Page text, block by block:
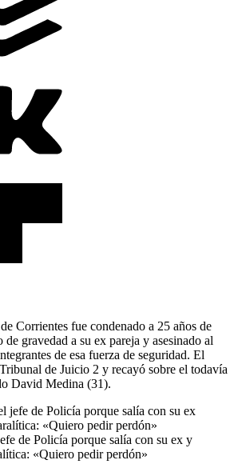
Corrientes fue condenado a 25 años de
gravedad a su ex pareja y asesinado al
de esa fuerza de seguridad. El
de Juicio 2 y recayó sobre el todavía
David Medina (31).
de Policía porque salía con su ex y
«Quiero pedir perdón»